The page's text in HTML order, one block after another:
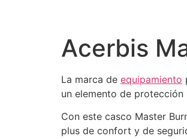
Acerbis
La marca de equipamiento
un elemento de
Con este casco Master
plus de confort y de